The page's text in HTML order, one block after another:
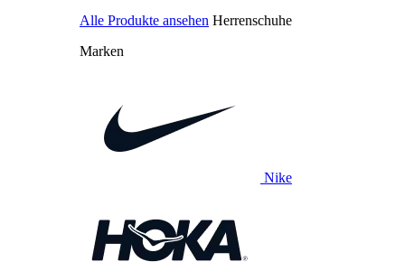
Alle Produkte ansehen Herrenschuhe
Marken
Nike